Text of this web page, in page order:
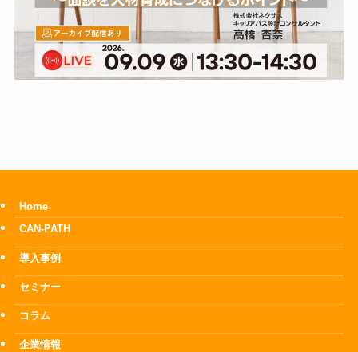
Home
CAN-PATH
導入事例
セミナー
コラム
企業情報